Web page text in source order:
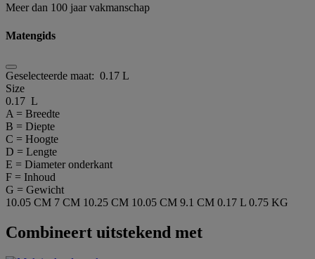
Meer dan 100 jaar vakmanschap
Matengids
Geselecteerde maat: 0.17 L
Size
0.17 L
A = Breedte
B = Diepte
C = Hoogte
D = Lengte
E = Diameter onderkant
F = Inhoud
G = Gewicht
10.05 CM 7 CM 10.25 CM 10.05 CM 9.1 CM 0.17 L 0.75 KG
Combineert uitstekend met